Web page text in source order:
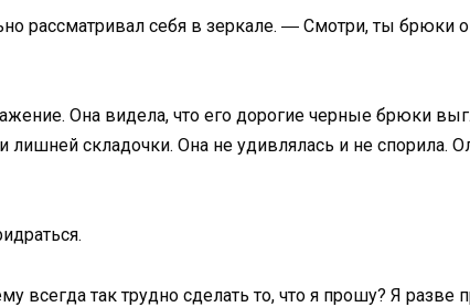
рассматривал себя в зеркале. ― Смотри, ты брюки
Она видела, что его дорогие черные брюки
складочки. Она не удивлялась и не спорила.
так трудно сделать то, что я прошу? Я разве